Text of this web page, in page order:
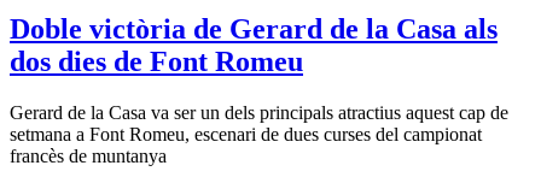
Doble victòria de Gerard de la Casa als
dos dies de Font Romeu
Gerard de la Casa va ser un dels principals atractius aquest cap de
setmana a Font Romeu, escenari de dues curses del campionat
francès de muntanya